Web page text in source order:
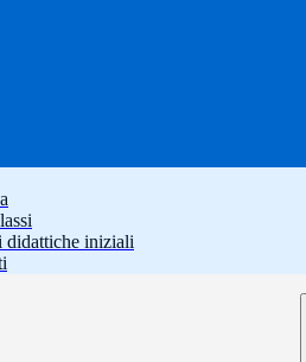
didattiche iniziali